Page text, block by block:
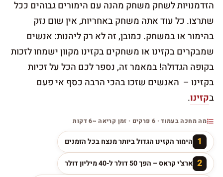
הזדמנויות לשחק משחק מהנה עם הימורים גבוהים ככל
שתרצו. כל עוד אתה משחק באחריות, אין שום נזק
בהימור או במשחק. כמובן, זה לא רק ליהנות: אנשים
שמבקרים בקזינו או משחקים בקזינו מקוון ישמחו לזכות
בקופה הגדולה! במאמר זה, נספר לכם הכל על זכיות
בקזינו – האנשים שזכו בהכי הרבה כסף אי פעם
בקזינו.
מה מחכה בעמוד · 6 פרקים · זמן קריאה ~6 דקות
1 הימור הקזינו הגדול ביותר מנצח בכל הזמנים
2 ארצ'י קראס – הפך 50 דולר ל-40 מיליון דולר